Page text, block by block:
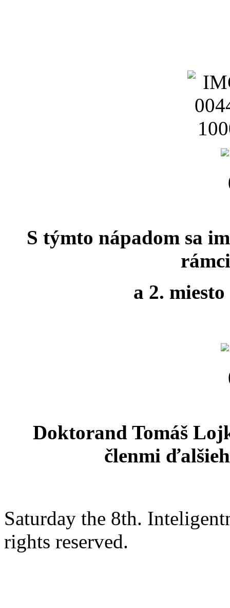
S týmto nápadom sa
a 2.
Doktorand Tomáš
členmi
Saturday the 8th.
rights reserved.